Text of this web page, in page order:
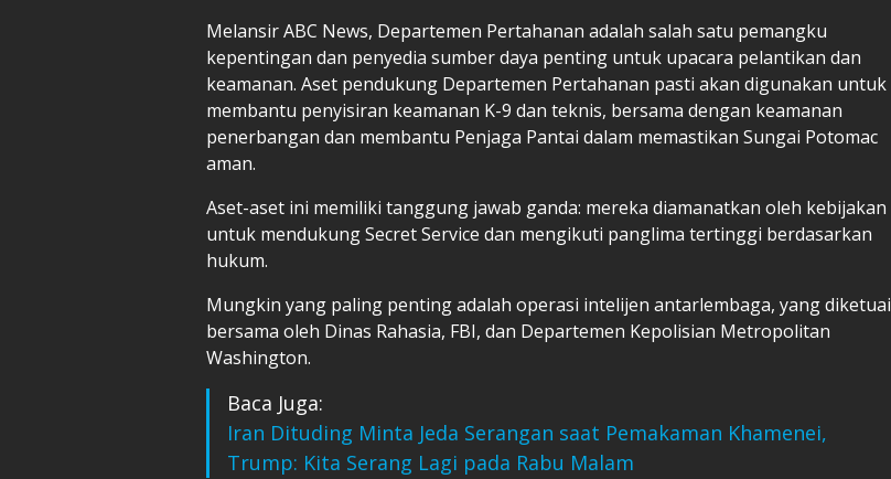
Melansir ABC News, Departemen Pertahanan adalah salah satu pemangku
kepentingan dan penyedia sumber daya penting untuk upacara pelantikan dan
keamanan. Aset pendukung Departemen Pertahanan pasti akan digunakan untuk
membantu penyisiran keamanan K-9 dan teknis, bersama dengan keamanan
penerbangan dan membantu Penjaga Pantai dalam memastikan Sungai Potomac
aman.
Aset-aset ini memiliki tanggung jawab ganda: mereka diamanatkan oleh kebijakan
untuk mendukung Secret Service dan mengikuti panglima tertinggi berdasarkan
hukum.
Mungkin yang paling penting adalah operasi intelijen antarlembaga, yang diketuai
bersama oleh Dinas Rahasia, FBI, dan Departemen Kepolisian Metropolitan
Washington.
Baca Juga:
Iran Dituding Minta Jeda Serangan saat Pemakaman Khamenei,
Trump: Kita Serang Lagi pada Rabu Malam